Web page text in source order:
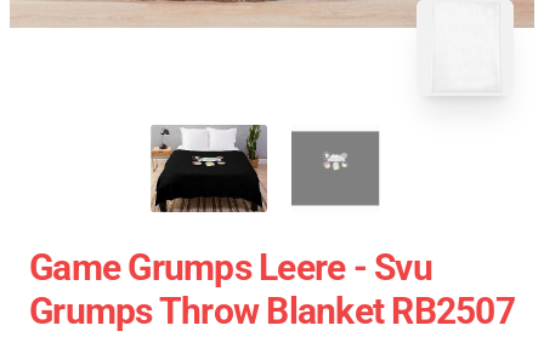
Game Grumps Leere - Svu
Grumps Throw Blanket RB2507